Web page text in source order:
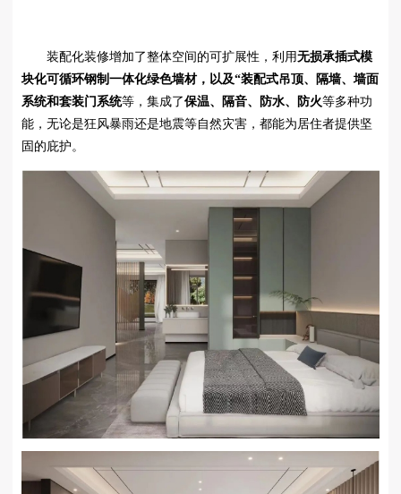
装配化装修增加了整体空间的可扩展性，利用无损承插式模
块化可循环钢制一体化绿色墙材，以及“装配式吊顶、隔墙、墙面
系统和套装门系统等，集成了保温、隔音、防水、防火等多种功
能，无论是狂风暴雨还是地震等自然灾害，都能为居住者提供坚
固的庇护。